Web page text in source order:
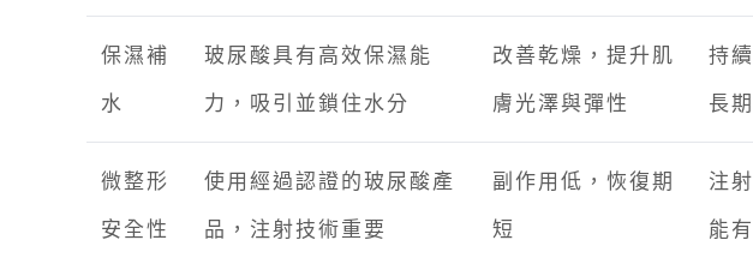
保濕補
水
玻尿酸具有高效保濕能
力，吸引並鎖住水分
改善乾燥，提升肌
膚光澤與彈性
持
長
微整形
安全性
使用經過認證的玻尿酸產
品，注射技術重要
副作用低，恢復期
短
注
能